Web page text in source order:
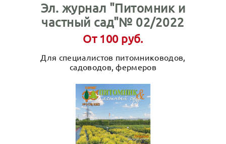
Эл. журнал "Питомник и
частный сад"№ 02/2022
От 100 руб.
Для специалистов питомниководов,
садоводов, фермеров